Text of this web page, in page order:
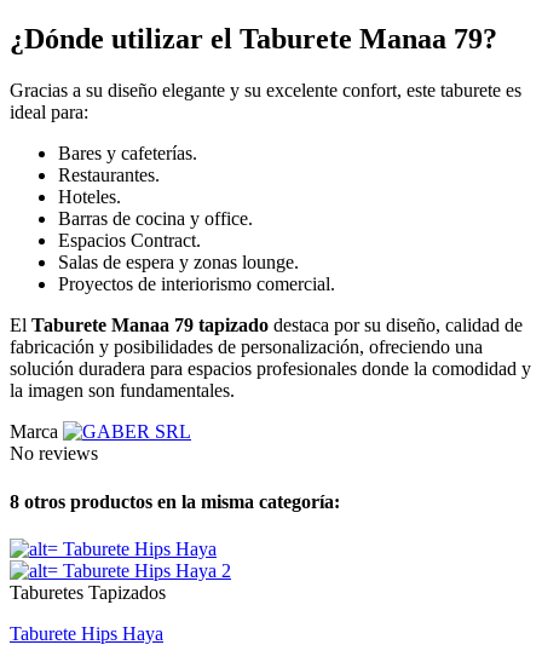
¿Dónde utilizar el Taburete Manaa 79?
Gracias a su diseño elegante y su excelente confort, este taburete es
ideal para:
Bares y cafeterías.
Restaurantes.
Hoteles.
Barras de cocina y office.
Espacios Contract.
Salas de espera y zonas lounge.
Proyectos de interiorismo comercial.
El Taburete Manaa 79 tapizado destaca por su diseño, calidad de
fabricación y posibilidades de personalización, ofreciendo una
solución duradera para espacios profesionales donde la comodidad y
la imagen son fundamentales.
Marca
No reviews
8 otros productos en la misma categoría:
Taburetes Tapizados
Taburete Hips Haya